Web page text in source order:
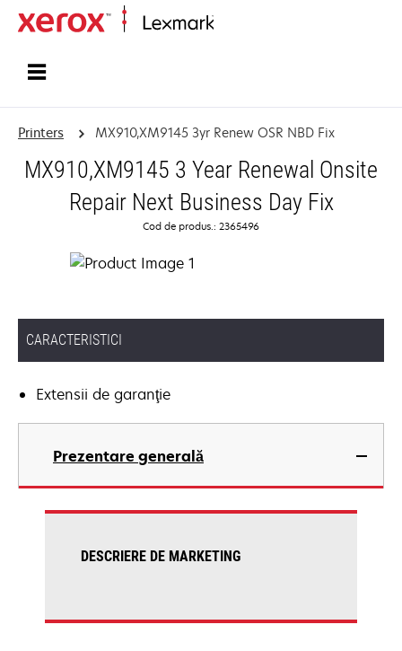
Printers MX910,XM9145 3yr Renew OSR NBD Fix
MX910,XM9145 3 Year Renewal Onsite
Repair Next Business Day Fix
Cod de produs.: 2365496
CARACTERISTICI
Extensii de garanţie
Prezentare generală
DESCRIERE DE MARKETING